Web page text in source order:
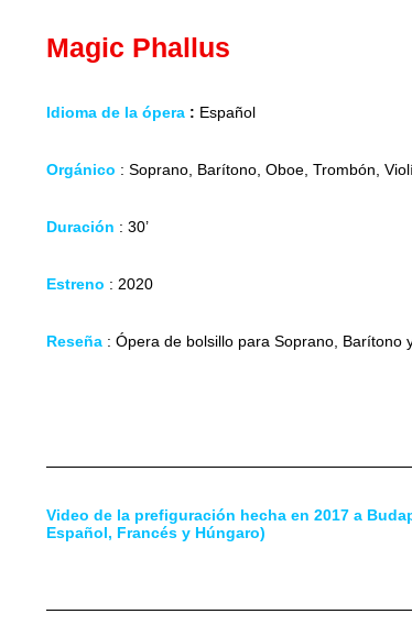
Magic Phallus
Idioma de la ópera : Español
Orgánico : Soprano, Barítono, Oboe, Trombón,
Duración : 30’
Estreno : 2020
Reseña : Ópera de bolsillo para Soprano, Barítono
Video de la prefiguración hecha en 2017 a
Español, Francés y Húngaro)